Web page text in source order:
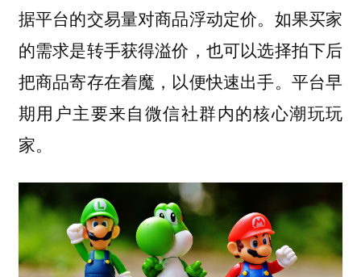
据平台的交易量对商品浮动定价。如果买家
的需求是转手获得溢价，也可以选择拍下后
把商品寄存在着魔，以便快速出手。平台早
期用户主要来自微信社群内的核心潮玩玩
家。